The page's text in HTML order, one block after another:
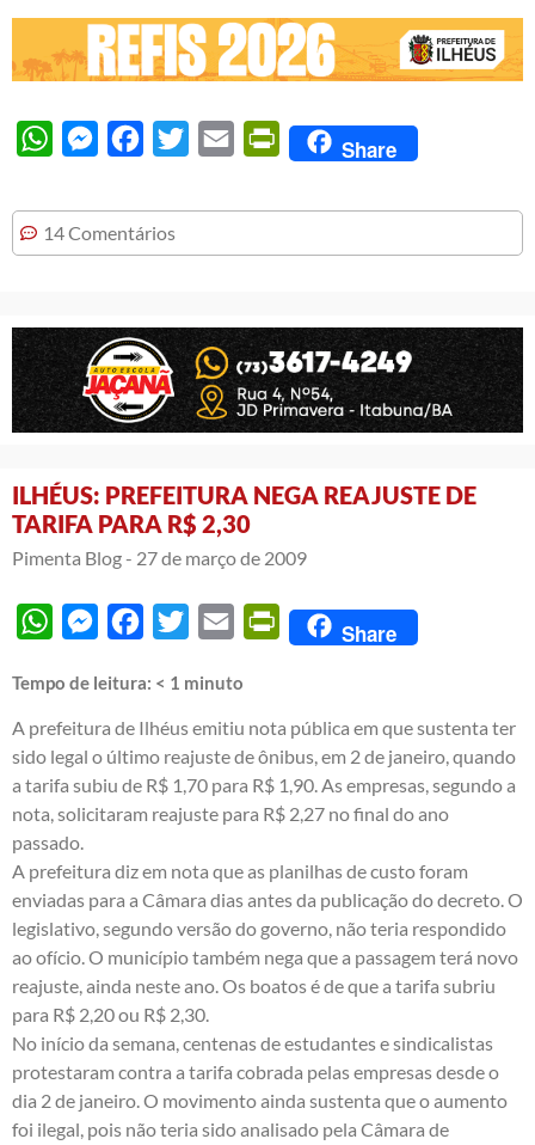
WhatsAppMessengerFacebook
Twitter Email PrintFriendly
Share
14 Comentários
ILHÉUS: PREFEITURA NEGA REAJUSTE DE
TARIFA PARA R$ 2,30
Pimenta Blog - 27 de março de 2009
WhatsAppMessengerFacebook
Twitter Email PrintFriendly
Share
Tempo de leitura: < 1 minuto
A prefeitura de Ilhéus emitiu nota pública em que sustenta ter
sido legal o último reajuste de ônibus, em 2 de janeiro, quando
a tarifa subiu de R$ 1,70 para R$ 1,90. As empresas, segundo a
nota, solicitaram reajuste para R$ 2,27 no final do ano
passado.
A prefeitura diz em nota que as planilhas de custo foram
enviadas para a Câmara dias antes da publicação do decreto. O
legislativo, segundo versão do governo, não teria respondido
ao ofício. O município também nega que a passagem terá novo
reajuste, ainda neste ano. Os boatos é de que a tarifa subriu
para R$ 2,20 ou R$ 2,30.
No início da semana, centenas de estudantes e sindicalistas
protestaram contra a tarifa cobrada pelas empresas desde o
dia 2 de janeiro. O movimento ainda sustenta que o aumento
foi ilegal, pois não teria sido analisado pela Câmara de